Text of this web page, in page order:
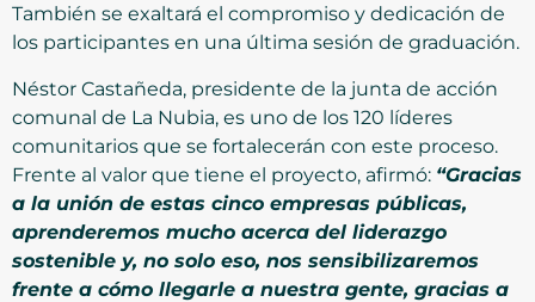
También se exaltará el compromiso y dedicación de
los participantes en una última sesión de graduación.
Néstor Castañeda, presidente de la junta de acción
comunal de La Nubia, es uno de los 120 líderes
comunitarios que se fortalecerán con este proceso.
Frente al valor que tiene el proyecto, afirmó: “Gracias
a la unión de estas cinco empresas públicas,
aprenderemos mucho acerca del liderazgo
sostenible y, no solo eso, nos sensibilizaremos
frente a cómo llegarle a nuestra gente, gracias a